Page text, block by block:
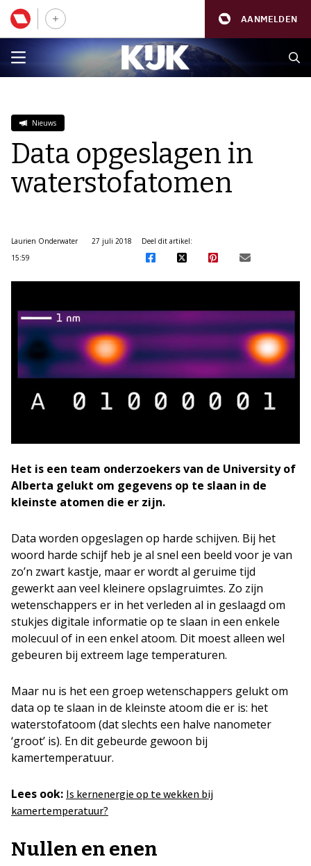
AANMELDEN
Nieuws
Data opgeslagen in
waterstofatomen
Laurien Onderwater
27 juli 2018
15:59
Deel dit artikel:
Het is een team onderzoekers van de University of
Alberta gelukt om gegevens op te slaan in de
kleinste atomen die er zijn.
Data worden opgeslagen op harde schijven. Bij het
woord harde schijf heb je al snel een beeld voor je van
zo’n zwart kastje, maar er wordt al geruime tijd
gewerkt aan veel kleinere opslagruimtes. Zo zijn
wetenschappers er in het verleden al in geslaagd om
stukjes digitale informatie op te slaan in een enkele
molecuul of in een enkel atoom. Dit moest alleen wel
gebeuren bij extreem lage temperaturen.
Maar nu is het een groep wetenschappers gelukt om
data op te slaan in de kleinste atoom die er is: het
waterstofatoom (dat slechts een halve nanometer
‘groot’ is). En dit gebeurde gewoon bij
kamertemperatuur.
Lees ook: Is kernenergie op te wekken bij
kamertemperatuur?
Nullen en enen